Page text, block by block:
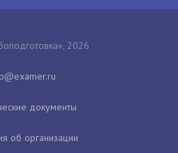
2026
документы
об организации